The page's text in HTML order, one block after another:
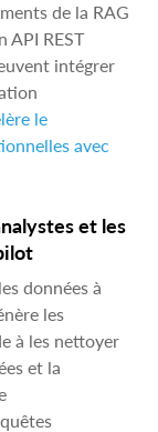
de la RAG
API REST
intégrer
le
avec
et les
données à
les
à les nettoyer
et la